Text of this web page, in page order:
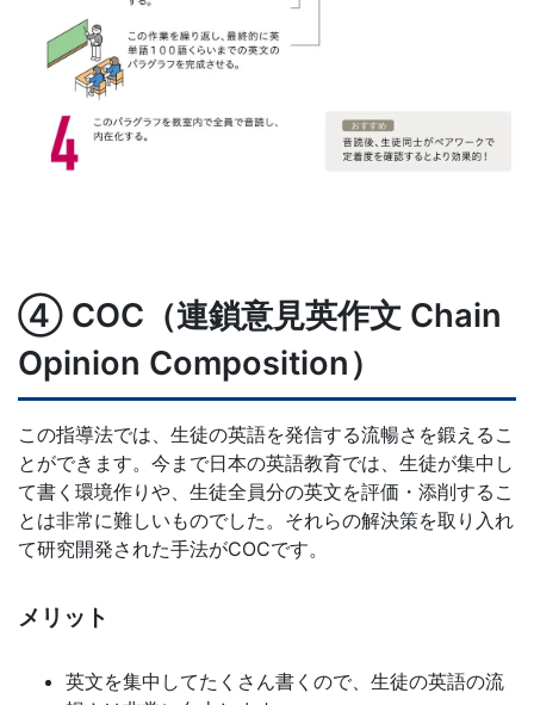
④ COC（連鎖意見英作文 Chain
Opinion Composition）
この指導法では、生徒の英語を発信する流暢さを鍛えるこ
とができます。今まで日本の英語教育では、生徒が集中し
て書く環境作りや、生徒全員分の英文を評価・添削するこ
とは非常に難しいものでした。それらの解決策を取り入れ
て研究開発された手法がCOCです。
メリット
英文を集中してたくさん書くので、生徒の英語の流